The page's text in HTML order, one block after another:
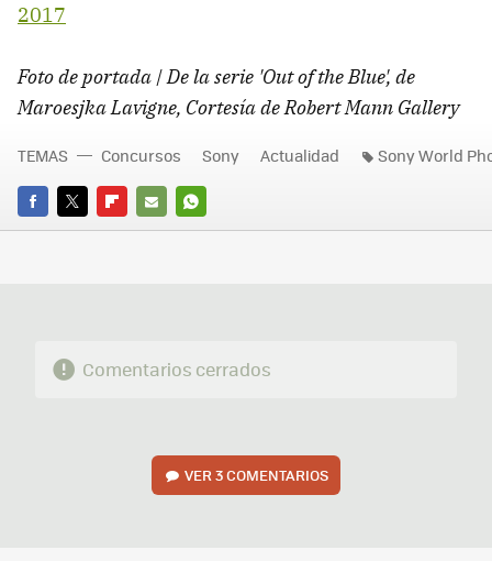
2017
Foto de portada | De la serie 'Out of the Blue', de
Maroesjka Lavigne, Cortesía de Robert Mann Gallery
FACEBOOK
TWITTERFLIPBOARD
E-
WHATSAPP
TEMAS Concursos Sony Actualidad Sony World
Comentarios cerrados
VER3 COMENTARIOS